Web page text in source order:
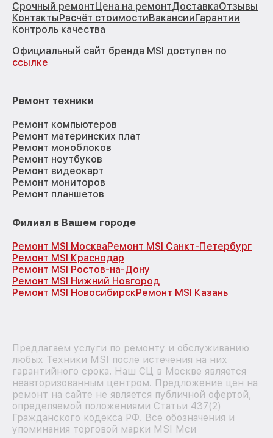
Срочный ремонтЦена на ремонтДоставкаОтзывы
КонтактыРасчёт стоимостиВакансииГарантии
Контроль качества
Официальный сайт бренда MSI доступен по
ссылке
Ремонт техники
Ремонт компьютеров
Ремонт материнских плат
Ремонт моноблоков
Ремонт ноутбуков
Ремонт видеокарт
Ремонт мониторов
Ремонт планшетов
Филиал в Вашем городе
Ремонт MSI МоскваРемонт MSI Санкт-Петербург
Ремонт MSI Краснодар
Ремонт MSI Ростов-на-Дону
Ремонт MSI Нижний Новгород
Ремонт MSI НовосибирскРемонт MSI Казань
Предлагаем услуги по ремонту и обслуживанию
любых Техники MSI после истечения на них
гарантийного срока. Наш СЦ в Москве является
неавторизованным центром. Предложение цен на
ремонт на сайте не является публичной офертой,
определяемой положениями Статьи 437(2)
Гражданского кодекса РФ. Все обозначения и
упоминания торговой марки MSI Мси